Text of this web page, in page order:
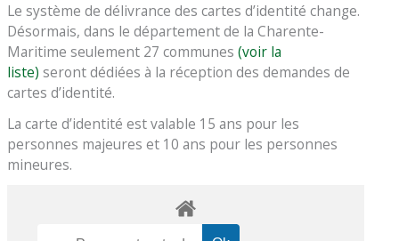
Le système de délivrance des cartes d’identité change.
Désormais, dans le département de la Charente-
Maritime seulement 27 communes(voir la
liste) seront dédiées à la réception des demandes de
cartes d’identité.
La carte d’identité est valable 15 ans pour les
personnes majeures et 10 ans pour les personnes
mineures.